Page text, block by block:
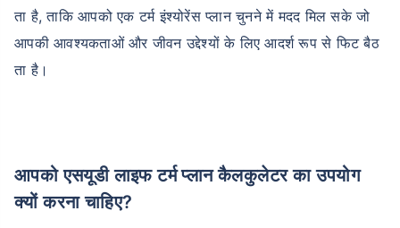
ता है, ताकि आपको एक टर्म इंश्योरेंस प्लान चुनने में मदद मिल सके जो
आपकी आवश्यकताओं और जीवन उद्देश्यों के लिए आदर्श रूप से फिट बैठ
ता है।
आपको एसयूडी लाइफ टर्म प्लान कैलकुलेटर का उपयोग
क्यों करना चाहिए?